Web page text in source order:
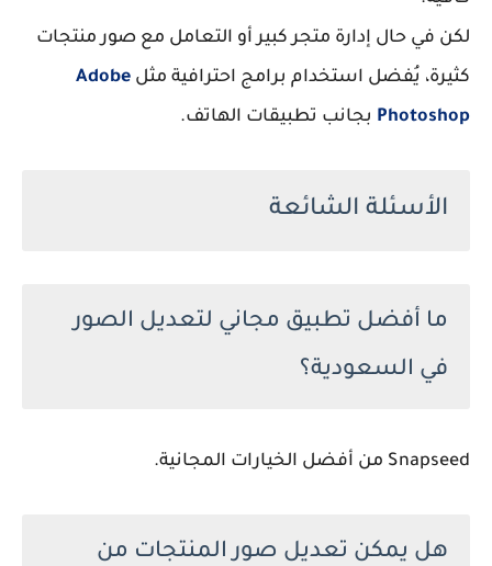
لكن في حال إدارة متجر كبير أو التعامل مع صور منتجات
كثيرة، يُفضل استخدام برامج احترافية مثل Adobe
Photoshop بجانب تطبيقات الهاتف.
الأسئلة الشائعة
ما أفضل تطبيق مجاني لتعديل الصور
في السعودية؟
Snapseed من أفضل الخيارات المجانية.
هل يمكن تعديل صور المنتجات من